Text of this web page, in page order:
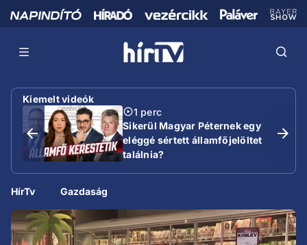
Kiemelt videók
1 perc
Sikerül Magyar Péternek egy
eléggé sértett államfőjelöltet
találnia?
HírTv Gazdaság